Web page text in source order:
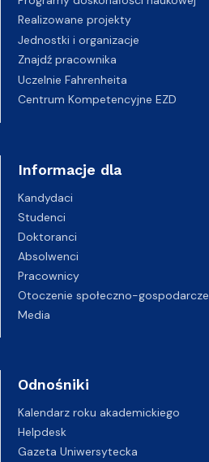
Realizowane projekty
Jednostki i organizacje
Znajdź pracownika
Uczelnie Fahrenheita
Centrum Kompetencyjne EZD
Informacje dla
Kandydaci
Studenci
Doktoranci
Absolwenci
Pracownicy
Otoczenie społeczno-gospodarcze
Media
Odnośniki
Kalendarz roku akademickiego
Helpdesk
Gazeta Uniwersytecka